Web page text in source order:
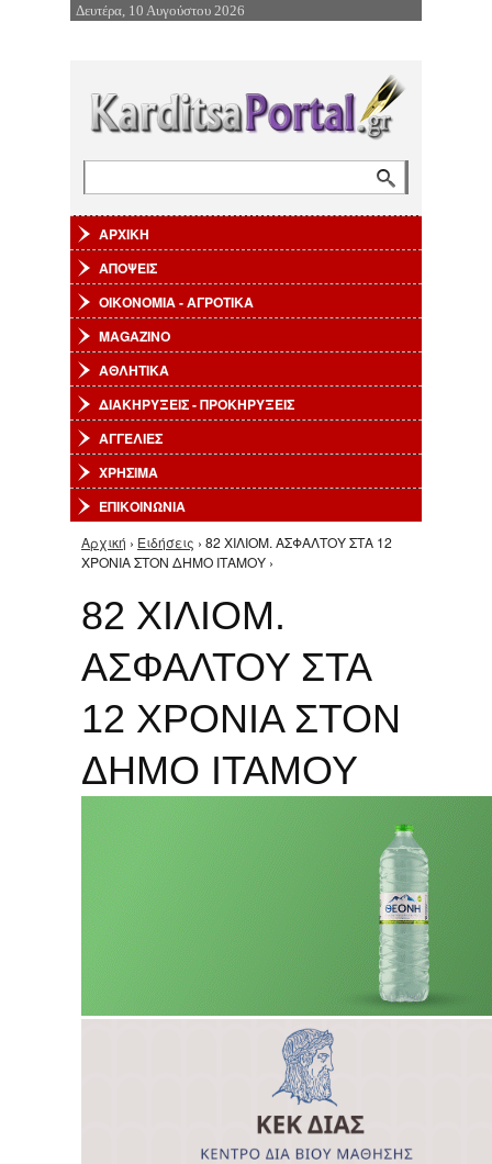
Επιστροφή στην Πλοήγηση
Δευτέρα, 10 Αυγούστου 2026
ΑΡΧΙΚΗ
ΑΠΟΨΕΙΣ
ΟΙΚΟΝΟΜΙΑ - ΑΓΡΟΤΙΚΑ
MAGAZINO
ΑΘΛΗΤΙΚΑ
ΔΙΑΚΗΡΥΞΕΙΣ - ΠΡΟΚΗΡΥΞΕΙΣ
ΑΓΓΕΛΙΕΣ
ΧΡΗΣΙΜΑ
ΕΠΙΚΟΙΝΩΝΙΑ
Είστε εδώ
Αρχική › Ειδήσεις › 82 ΧΙΛΙΟΜ. ΑΣΦΑΛΤΟΥ ΣΤΑ 12
ΧΡΟΝΙΑ ΣΤΟΝ ΔΗΜΟ ΙΤΑΜΟΥ ›
82 ΧΙΛΙΟΜ.
ΑΣΦΑΛΤΟΥ ΣΤΑ
12 ΧΡΟΝΙΑ ΣΤΟΝ
ΔΗΜΟ ΙΤΑΜΟΥ